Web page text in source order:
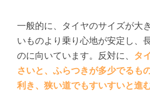
一般的に、タイヤのサイズが大
いものより乗り心地が安定し、
のに向いています。反対に、 タ
さいと、ふらつきが多少でるも
利き、狭い道でもすいすいと進